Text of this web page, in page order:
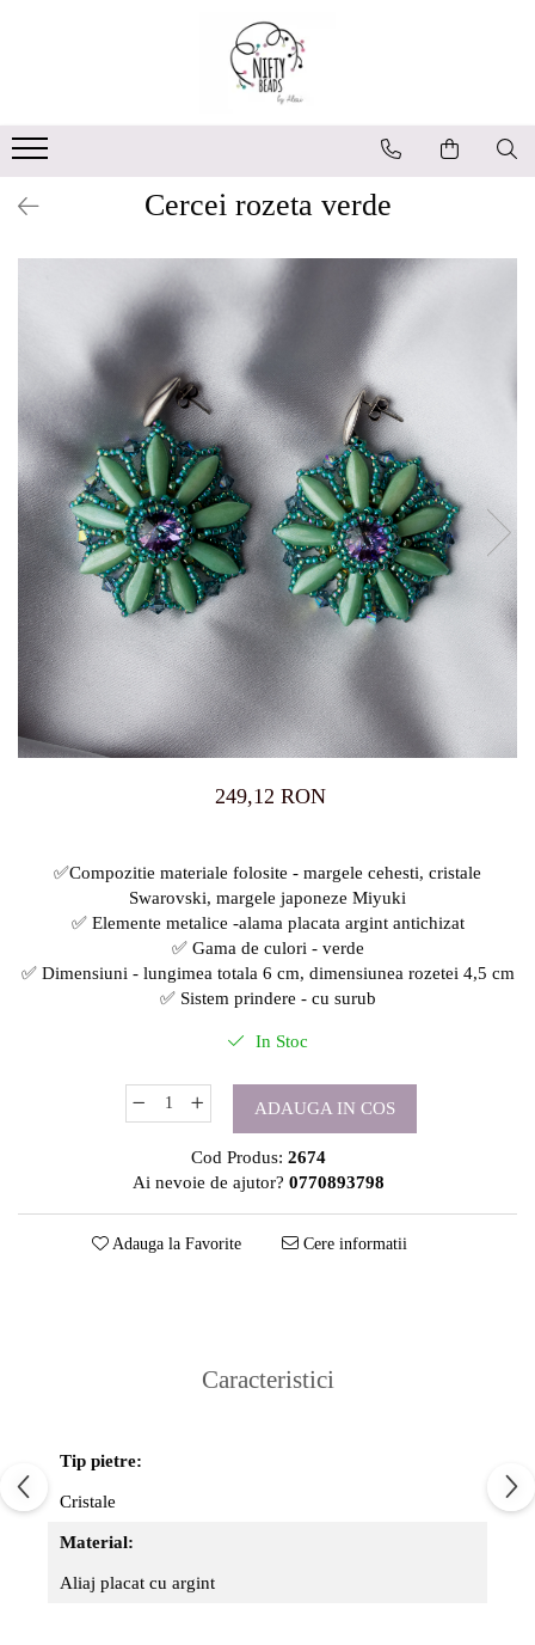
Cercei rozeta verde
249,12 RON
✅Compozitie materiale folosite - margele cehesti, cristale
Swarovski, margele japoneze Miyuki
✅ Elemente metalice -alama placata argint antichizat
✅ Gama de culori - verde
✅ Dimensiuni - lungimea totala 6 cm, dimensiunea rozetei 4,5 cm
✅ Sistem prindere - cu surub
In Stoc
ADAUGA IN COS
Cod Produs: 2674
Ai nevoie de ajutor? 0770893798
Adauga la Favorite Cere informatii
Caracteristici
Tip pietre:
Cristale
Material:
Aliaj placat cu argint